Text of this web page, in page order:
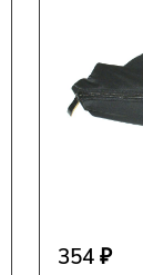
354 ₽